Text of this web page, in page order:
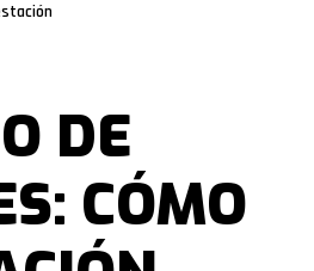
DE
CÓMO